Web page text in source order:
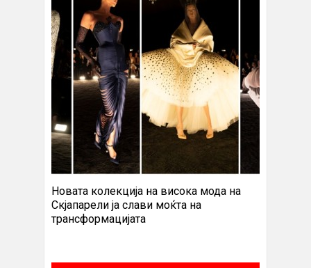
Новата колекција на висока мода на
Скјапарели ја слави моќта на
трансформацијата